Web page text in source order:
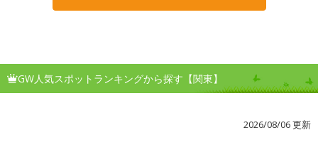
GW人気スポットランキングから探す【関東】
2026/08/06 更新